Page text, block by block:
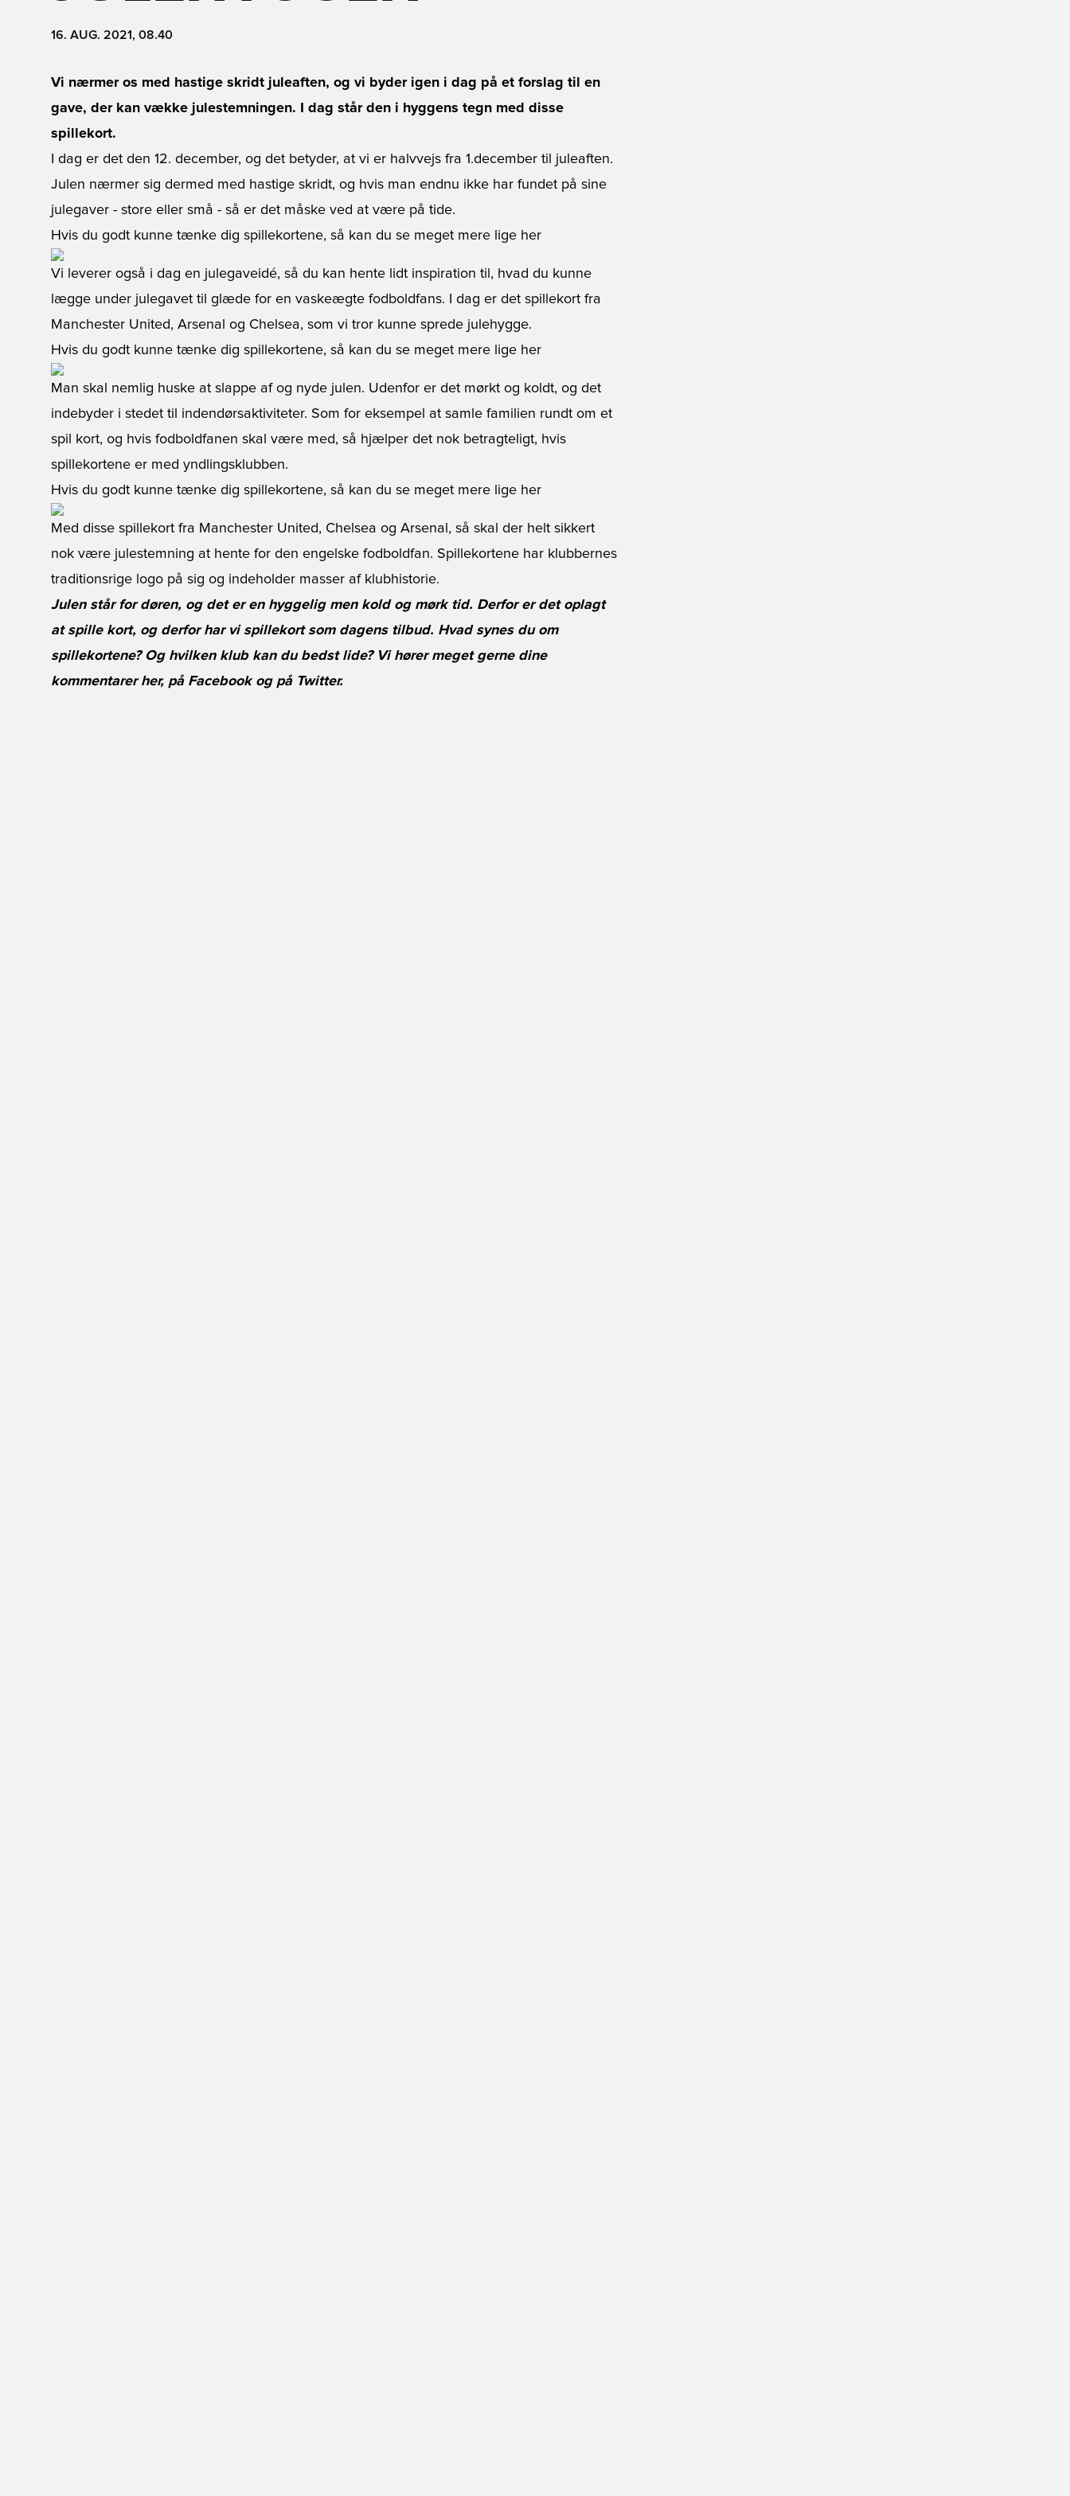
16. AUG. 2021, 08.40
Vi nærmer os med hastige skridt juleaften, og vi byder igen i dag på et forslag til en
gave, der kan vække julestemningen. I dag står den i hyggens tegn med disse
spillekort.
I dag er det den 12. december, og det betyder, at vi er halvvejs fra 1.december til juleaften.
Julen nærmer sig dermed med hastige skridt, og hvis man endnu ikke har fundet på sine
julegaver - store eller små - så er det måske ved at være på tide.
Hvis du godt kunne tænke dig spillekortene, så kan du se meget mere lige her
Vi leverer også i dag en julegaveidé, så du kan hente lidt inspiration til, hvad du kunne
lægge under julegavet til glæde for en vaskeægte fodboldfans. I dag er det spillekort fra
Manchester United, Arsenal og Chelsea, som vi tror kunne sprede julehygge.
Hvis du godt kunne tænke dig spillekortene, så kan du se meget mere lige her
Man skal nemlig huske at slappe af og nyde julen. Udenfor er det mørkt og koldt, og det
indebyder i stedet til indendørsaktiviteter. Som for eksempel at samle familien rundt om et
spil kort, og hvis fodboldfanen skal være med, så hjælper det nok betragteligt, hvis
spillekortene er med yndlingsklubben.
Hvis du godt kunne tænke dig spillekortene, så kan du se meget mere lige her
Med disse spillekort fra Manchester United, Chelsea og Arsenal, så skal der helt sikkert
nok være julestemning at hente for den engelske fodboldfan. Spillekortene har klubbernes
traditionsrige logo på sig og indeholder masser af klubhistorie.
Julen står for døren, og det er en hyggelig men kold og mørk tid. Derfor er det oplagt
at spille kort, og derfor har vi spillekort som dagens tilbud. Hvad synes du om
spillekortene? Og hvilken klub kan du bedst lide? Vi hører meget gerne dine
kommentarer her, på Facebookog på Twitter.